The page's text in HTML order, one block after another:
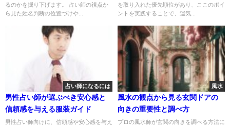
るのかを掘り下げます。 占い師の視点か
ら見た姓名判断の位置づけや...
を取り入れた優先順位があり、ここのポイ
ントを実践することで、運気...
占い師になるには
男性占い師が選ぶべき安心感と
信頼感を与える服装ガイド
男性占い師向けに、信頼感や安心感を与え
風水
風水の観点から見る玄関ドアの
向きの重要性と調べ方
プロの風水師が玄関の向きを調べる方法に